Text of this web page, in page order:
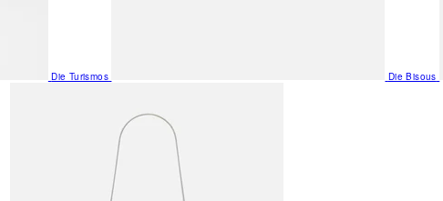
Die Turismos Die Bisous